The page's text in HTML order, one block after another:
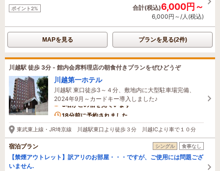
ポイント2% 合計(税込)6,000円～
6,000円～/人(税込)
MAPを見る プランを見る(2件)
川越駅 徒歩 3分 - 館内会席料理店の朝食付きプランをぜひどうぞ
川越第一ホテル
川越駅 東口徒歩3～４分、敷地内に大型駐車場完備、
2024年9月～カードキー導入しました♪
3名がこの宿を見ています
東武東上線・JR埼京線 川越駅東口より徒歩３分 川越ICより車で１０分
宿泊プラン シングル 食事なし
【禁煙アウトレット】訳アリのお部屋・・・ですが、ご使用には問題ござ
いません.